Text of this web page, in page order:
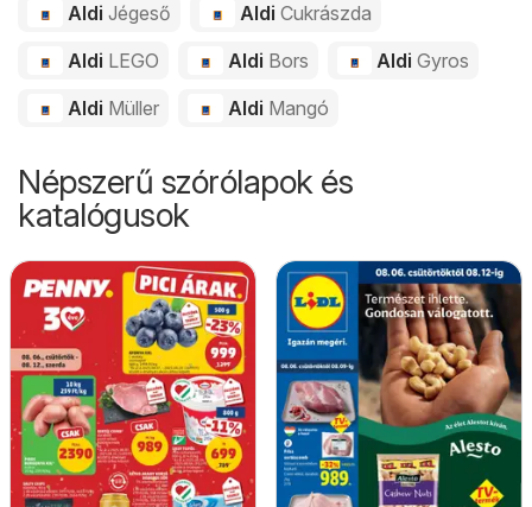
Aldi Jégeső Aldi Cukrászda
Aldi LEGO Aldi Bors AldiGyros
Aldi Müller Aldi Mangó
Népszerű szórólapok és
katalógusok